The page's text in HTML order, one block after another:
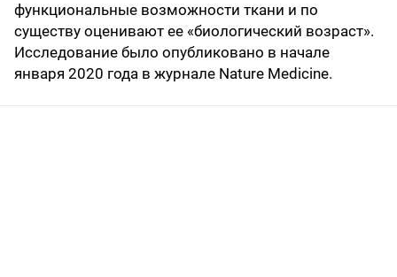
функциональные возможности ткани и по
существу оценивают ее «биологический возраст».
Исследование было опубликовано в начале
января 2020 года в журнале Nature Medicine.